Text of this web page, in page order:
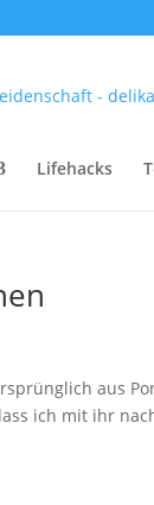
Lifehacks
aus
ich mit ihr